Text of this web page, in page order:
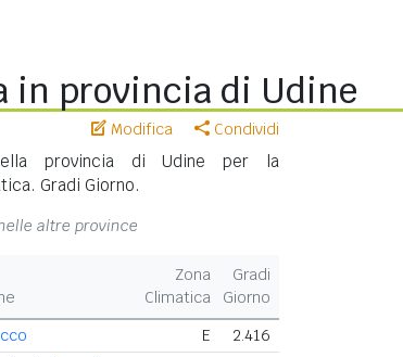
in provincia di Udine
Modifica Condividi
provincia di Udine per la
Gradi Giorno.
altre province
Zona
Climatica
Gradi
Giorno
E
2.416